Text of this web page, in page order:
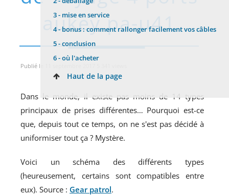
aukey pa-u41
3 - mise en service
4 - bonus : comment rallonger facilement vos câbles
5 -conclusion
6 -où l'acheter
Haut de la page
Publié le 11 septembre 2017 5 341 views
Dans le monde, il existe pas moins de 14 types
principaux de prises différentes… Pourquoi est-ce
que, depuis tout ce temps, on ne s'est pas décidé à
uniformiser tout ça ? Mystère.
Voici un schéma des différents types
(heureusement, certains sont compatibles entre
eux). Source : Gear patrol.